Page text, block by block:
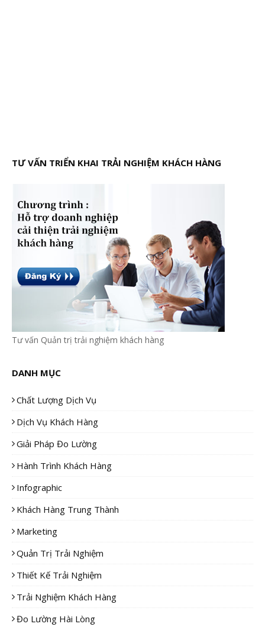
TƯ VẤN TRIỂN KHAI TRẢI NGHIỆM KHÁCH HÀNG
Tư vấn Quản trị trải nghiệm khách hàng
DANH MỤC
Chất Lượng Dịch Vụ
Dịch Vụ Khách Hàng
Giải Pháp Đo Lường
Hành Trình Khách Hàng
Infographic
Khách Hàng Trung Thành
Marketing
Quản Trị Trải Nghiệm
Thiết Kế Trải Nghiệm
Trải Nghiệm Khách Hàng
Đo Lường Hài Lòng